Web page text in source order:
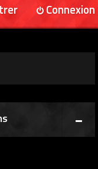
Connexion